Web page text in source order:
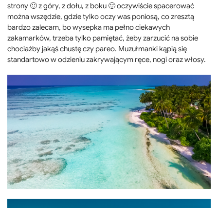
strony 🙂 z góry, z dołu, z boku 🙂 oczywiście spacerować
można wszędzie, gdzie tylko oczy was poniosą, co zresztą
bardzo zalecam, bo wysepka ma pełno ciekawych
zakamarków, trzeba tylko pamiętać, żeby zarzucić na sobie
chociażby jakąś chustę czy pareo. Muzułmanki kąpią się
standartowo w odzieniu zakrywającym ręce, nogi oraz włosy.